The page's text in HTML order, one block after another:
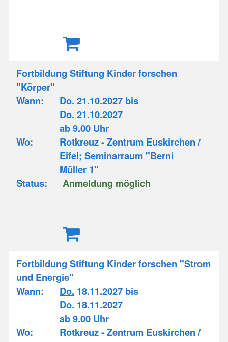
Fortbildung Stiftung Kinder forschen
"Körper"
Wann:
Do. 21.10.2027 bis
Do. 21.10.2027
ab 9.00 Uhr
Wo:
Rotkreuz - Zentrum Euskirchen /
Eifel; Seminarraum "Berni
Müller 1"
Status:
Anmeldung möglich
Fortbildung Stiftung Kinder forschen "Strom
und Energie"
Wann:
Do. 18.11.2027 bis
Do. 18.11.2027
ab 9.00 Uhr
Wo:
Rotkreuz - Zentrum Euskirchen /